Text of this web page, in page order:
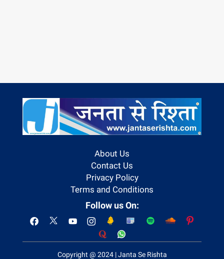
About Us
Contact Us
Privacy Policy
Terms and Conditions
Follow us On:
Copyright @ 2024 | Janta Se Rishta